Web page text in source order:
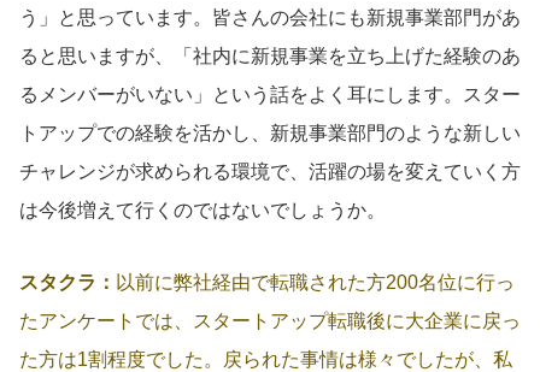
う」と思っています。皆さんの会社にも新規事業部門があ
ると思いますが、「社内に新規事業を立ち上げた経験のあ
るメンバーがいない」という話をよく耳にします。スター
トアップでの経験を活かし、新規事業部門のような新しい
チャレンジが求められる環境で、活躍の場を変えていく方
は今後増えて行くのではないでしょうか。
スタクラ： 以前に弊社経由で転職された方200名位に行っ
たアンケートでは、スタートアップ転職後に大企業に戻っ
た方は1割程度でした。戻られた事情は様々でしたが、私